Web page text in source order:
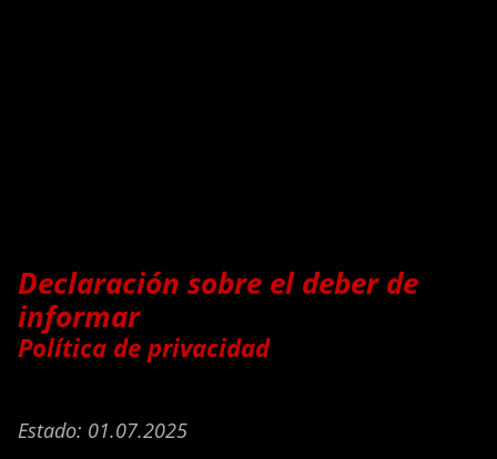
Declaración sobre el deber de
informar
Política de privacidad
Estado: 01.07.2025